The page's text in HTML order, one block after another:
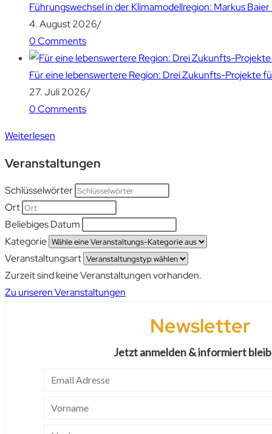
Führungswechsel in der Klimamodellregion: Markus
4. August 2026/
0 Comments
Für eine lebenswertere Region: Drei Zukunfts-Projekte
27. Juli 2026/
0 Comments
Weiterlesen
Veranstaltungen
Schlüsselwörter
Ort
Beliebiges Datum
Kategorie
Veranstaltungsart
Zurzeit sind keine Veranstaltungen vorhanden.
Zu unseren Veranstaltungen
Newsletter
Jetzt anmelden & informiert